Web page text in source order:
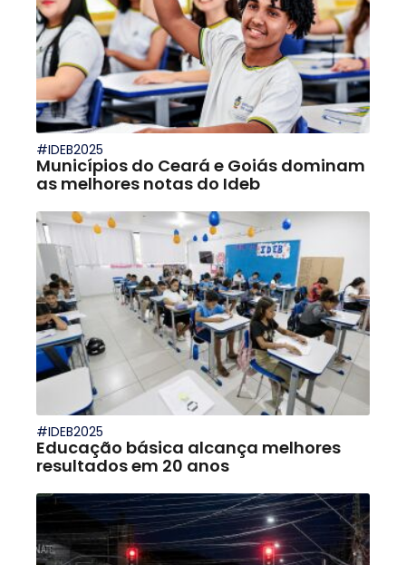
#IDEB2025
Municípios do Ceará e Goiás dominam
as melhores notas do Ideb
#IDEB2025
Educação básica alcança melhores
resultados em 20 anos